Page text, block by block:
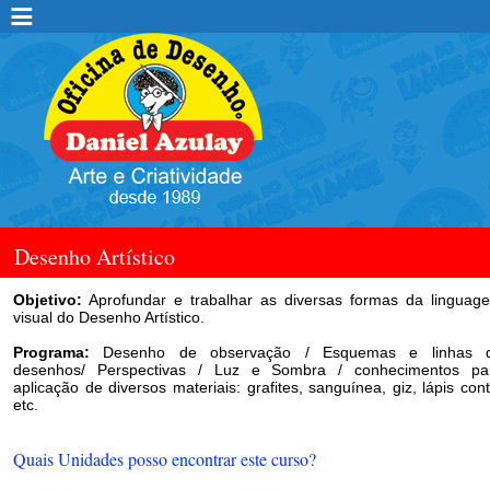
Desenho Artístico
Objetivo: Aprofundar e trabalhar as diversas formas da
visual do Desenho Artístico.
Programa: Desenho de observação / Esquemas e linhas
desenhos/ Perspectivas / Luz e Sombra / conhecimentos
aplicação de diversos materiais: grafites, sanguínea, giz, lápis
etc.
Quais Unidades posso encontrar este curso?